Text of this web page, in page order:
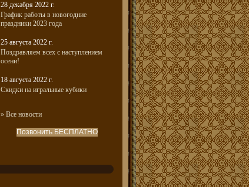
28 декабря 2022 г.
График работы в новогодние
праздники 2023 года
25 августа 2022 г.
Поздравляем всех с наступлением
осени!
18 августа 2022 г.
Скидки на игральные кубики
» Все новости
Позвонить БЕСПЛАТНО